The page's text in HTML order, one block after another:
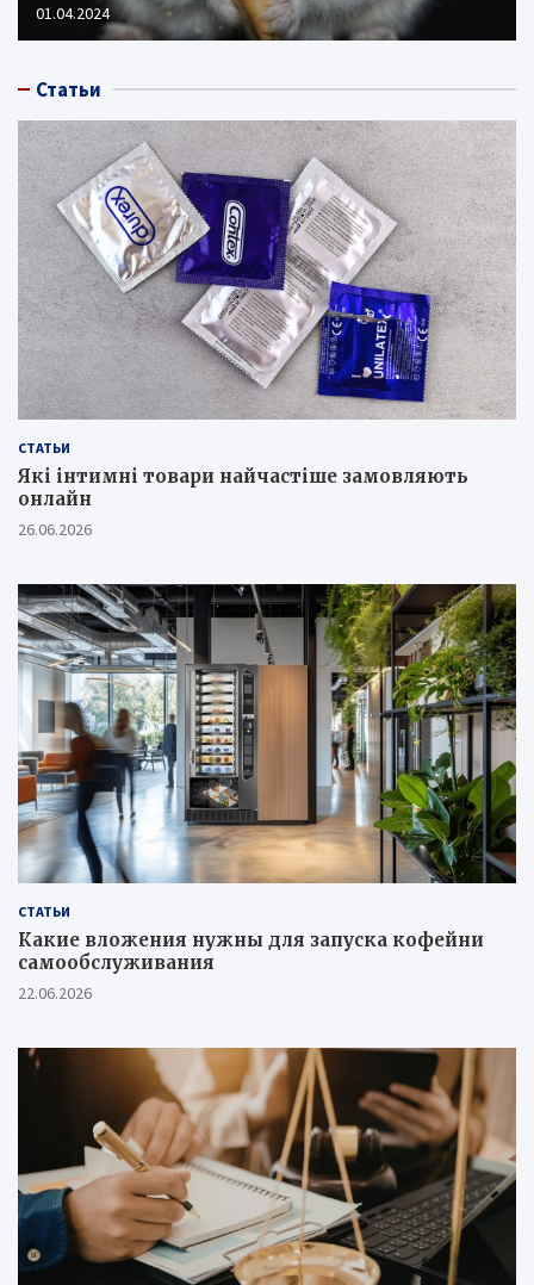
01.04.2024
Статьи
СТАТЬИ
Які інтимні товари найчастіше замовляють
онлайн
26.06.2026
СТАТЬИ
Какие вложения нужны для запуска кофейни
самообслуживания
22.06.2026